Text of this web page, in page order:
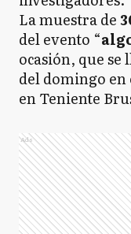
La muestra de
del evento “
ocasión, que se
del domingo en
en Teniente
Ads